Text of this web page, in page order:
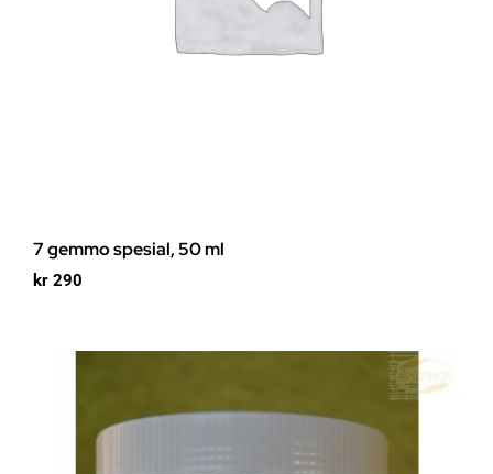
7 gemmo spesial, 50 ml
kr 290